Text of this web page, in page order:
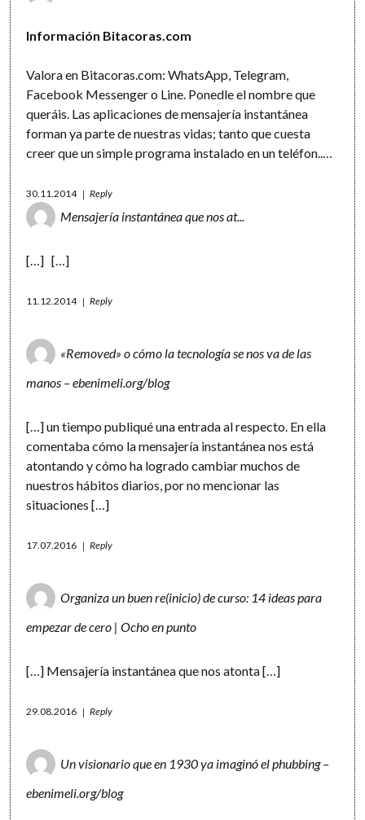
Información Bitacoras.com
Valora en Bitacoras.com: WhatsApp, Telegram,
Facebook Messenger o Line. Ponedle el nombre que
queráis. Las aplicaciones de mensajería instantánea
forman ya parte de nuestras vidas; tanto que cuesta
creer que un simple programa instalado en un teléfon..…
30.11.2014 Reply
Mensajería instantánea que nos at...
[…] […]
11.12.2014 Reply
«Removed» o cómo la tecnología se nos va de las
manos – ebenimeli.org/blog
[…] un tiempo publiqué una entrada al respecto. En ella
comentaba cómo la mensajería instantánea nos está
atontando y cómo ha logrado cambiar muchos de
nuestros hábitos diarios, por no mencionar las
situaciones […]
17.07.2016 Reply
Organiza un buen re(inicio) de curso: 14 ideas para
empezar de cero | Ocho en punto
[…] Mensajería instantánea que nos atonta […]
29.08.2016 Reply
Un visionario que en 1930 ya imaginó el phubbing –
ebenimeli.org/blog